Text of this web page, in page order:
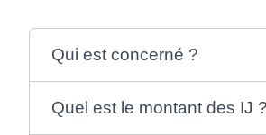
Qui est concerné ?
Quel est le montant des IJ ?